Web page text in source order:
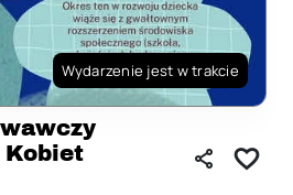
Wydarzenie jest w trakcie
Kobiet